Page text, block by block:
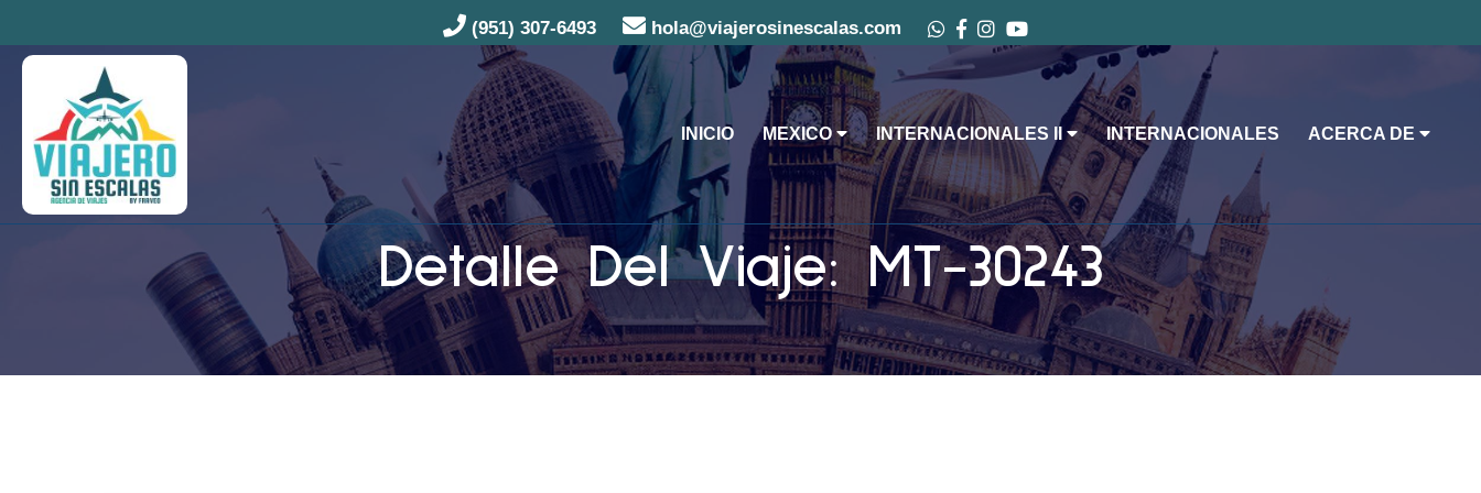
(951) 307-6493 hola@viajerosinescalas.com
INICIO MEXICO INTERNACIONALES II INTERNACIONALES ACERCA DE
Detalle Del Viaje: MT-30243